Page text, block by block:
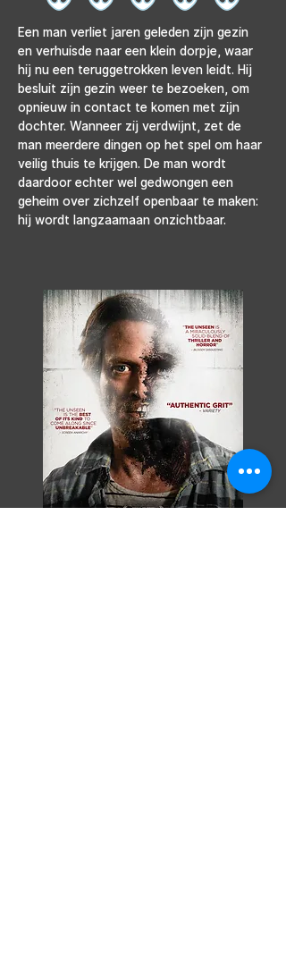
Een man verliet jaren geleden zijn gezin
en verhuisde naar een klein dorpje, waar
hij nu een teruggetrokken leven leidt. Hij
besluit zijn gezin weer te bezoeken, om
opnieuw in contact te komen met zijn
dochter. Wanneer zij verdwijnt, zet de
man meerdere dingen op het spel om haar
veilig thuis te krijgen. De man wordt
daardoor echter wel gedwongen een
geheim over zichzelf openbaar te maken:
hij wordt langzaamaan onzichtbaar.